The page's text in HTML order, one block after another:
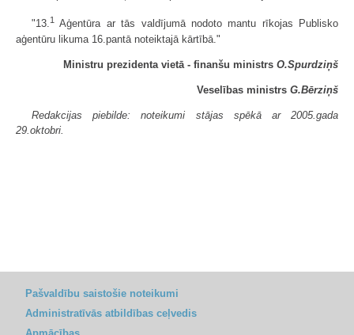
"13.1
Aģentūra ar tās valdījumā nodoto mantu rīkojas Publisko
aģentūru likuma 16.pantā noteiktajā kārtībā."
Ministru prezidenta vietā - finanšu ministrs O.Spurdziņš
Veselības ministrs G.Bērziņš
Redakcijas piebilde: noteikumi stājas spēkā ar 2005.gada
29.oktobri.
Pašvaldību saistošie noteikumi
Administratīvās atbildības ceļvedis